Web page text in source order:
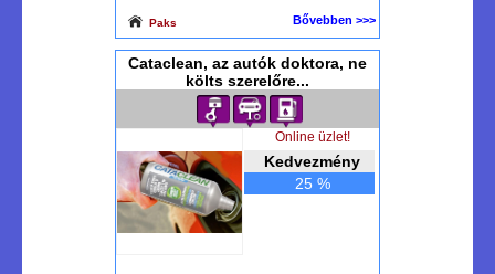
Paks Bővebben >>>
Cataclean, az autók doktora, ne
költs szerelőre...
Kedvezmény
25 %
Online üzlet!